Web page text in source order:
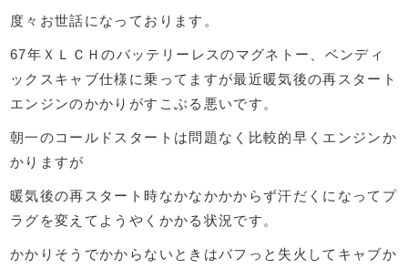
度々お世話になっております。
67年ＸＬＣＨのバッテリーレスのマグネトー、ベンディ
ックスキャブ仕様に乗ってますが最近暖気後の再スタート
エンジンのかかりがすこぶる悪いです。
朝一のコールドスタートは問題なく比較的早くエンジンか
かりますが
暖気後の再スタート時なかなかかからず汗だくになってプ
ラグを変えてようやくかかる状況です。
かかりそうでかからないときはバフっと失火してキャブか